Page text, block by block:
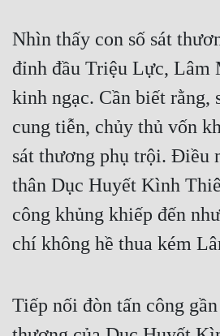
Hài Hước
Hệ Thống
Học Đường
Khoa Huyễn
Khoa Huyễn Không Gian
Kỳ Ảo
Linh Dị
Nhìn thấy con số sát
đỉnh đầu Triệu Lực, Lâm
kinh ngạc. Cần biết rằng,
cung tiễn, chủy thủ vốn
sát thương phụ trội. Điều
thân Dục Huyết Kình
công khủng khiếp đến
chí không hề thua kém
Tiếp nối đòn tấn công